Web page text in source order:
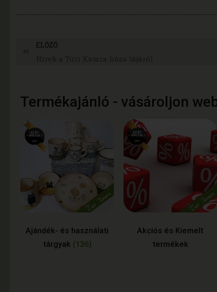
ELŐZŐ
Termékajánló - vásároljon
Ajándék- és használati
tárgyak (136)
Akciós és Kiemelt
termékek